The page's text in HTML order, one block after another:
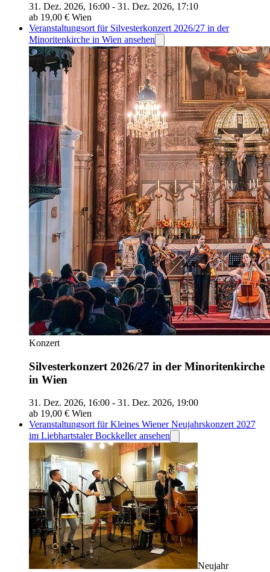
31. Dez. 2026, 16:00 - 31. Dez. 2026, 17:10
ab 19,00 € Wien
Veranstaltungsort für Silvesterkonzert 2026/27 in der
Minoritenkirche in Wien ansehen
Konzert
Silvesterkonzert 2026/27 in der Minoritenkirche
in Wien
31. Dez. 2026, 16:00 - 31. Dez. 2026, 19:00
ab 19,00 € Wien
Veranstaltungsort für Kleines Wiener Neujahrskonzert 2027
im Liebhartstaler Bockkeller ansehen
Neujahr